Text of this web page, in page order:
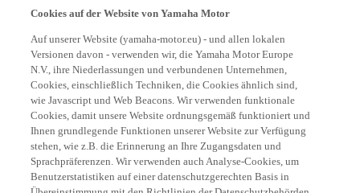
Cookies auf der Website von Yamaha Motor
Auf unserer Website (yamaha-motor.eu) - und allen lokalen
Versionen davon - verwenden wir, die Yamaha Motor Europe
N.V., ihre Niederlassungen und verbundenen Unternehmen,
Cookies, einschließlich Techniken, die Cookies ähnlich sind,
wie Javascript und Web Beacons. Wir verwenden funktionale
Cookies, damit unsere Website ordnungsgemäß funktioniert und
Ihnen grundlegende Funktionen unserer Website zur Verfügung
stehen, wie z.B. die Erinnerung an Ihre Zugangsdaten und
Sprachpräferenzen. Wir verwenden auch Analyse-Cookies, um
Benutzerstatistiken auf einer datenschutzgerechten Basis in
Übereinstimmung mit den Richtlinien der Datenschutzbehörden